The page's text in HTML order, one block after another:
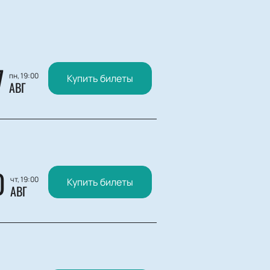
пн, 19:00
АВГ Купить билеты
чт, 19:00
АВГ Купить билеты